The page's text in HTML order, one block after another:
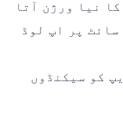
نیا ورژن آتا
پر اپ لوڈ
کو سیکنڈوں